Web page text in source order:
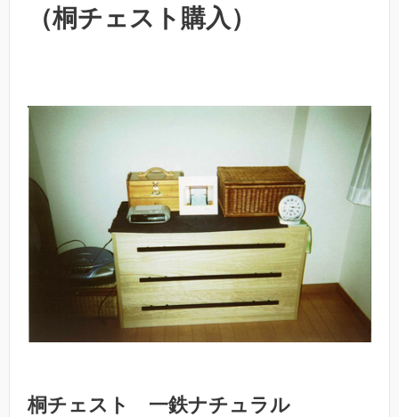
（桐チェスト購入）
桐チェスト 一鉄ナチュラル